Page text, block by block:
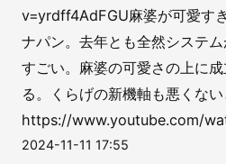
v=yrdff4AdFGU麻婆が可愛す
ナパン。去年とも全然システ
すごい。麻婆の可愛さの上に
る。くらげの新機軸も悪くない
https://www.youtube.com/
2024-11-11 17:55